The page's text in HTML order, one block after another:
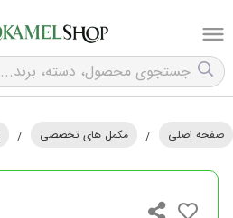
صفحه اصلی / مکمل های تخصصی /